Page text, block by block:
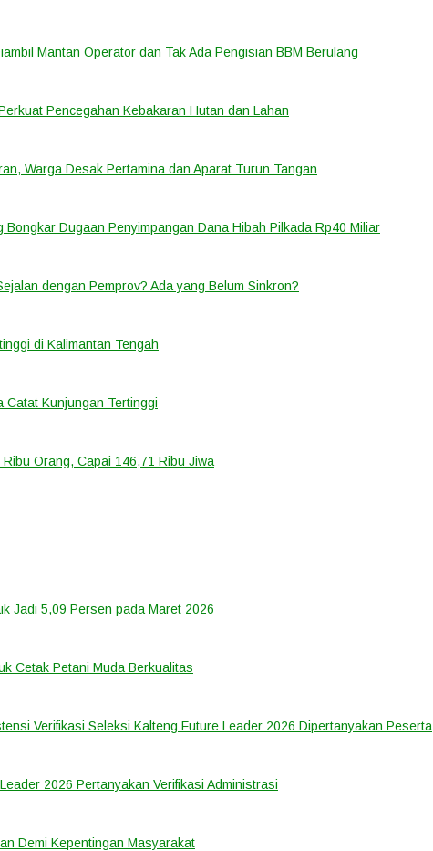
Mantan Operator dan Tak Ada Pengisian BBM Berulang
Pencegahan Kebakaran Hutan dan Lahan
Warga Desak Pertamina dan Aparat Turun Tangan
Dugaan Penyimpangan Dana Hibah Pilkada Rp40 Miliar
dengan Pemprov? Ada yang Belum Sinkron?
di Kalimantan Tengah
Catat Kunjungan Tertinggi
Orang, Capai 146,71 Ribu Jiwa
Jadi 5,09 Persen pada Maret 2026
Cetak Petani Muda Berkualitas
Verifikasi Seleksi Kalteng Future Leader 2026 Dipertanyakan Peserta
2026 Pertanyakan Verifikasi Administrasi
Demi Kepentingan Masyarakat